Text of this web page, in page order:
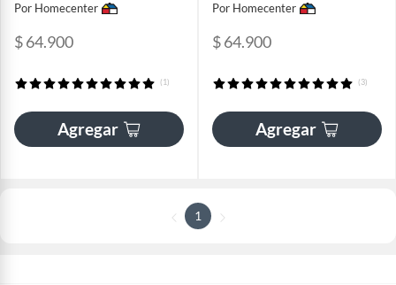
Por Homecenter
$ 64.900
(1)
Agregar
Por Homecenter
$ 64.900
(3)
Agregar
1